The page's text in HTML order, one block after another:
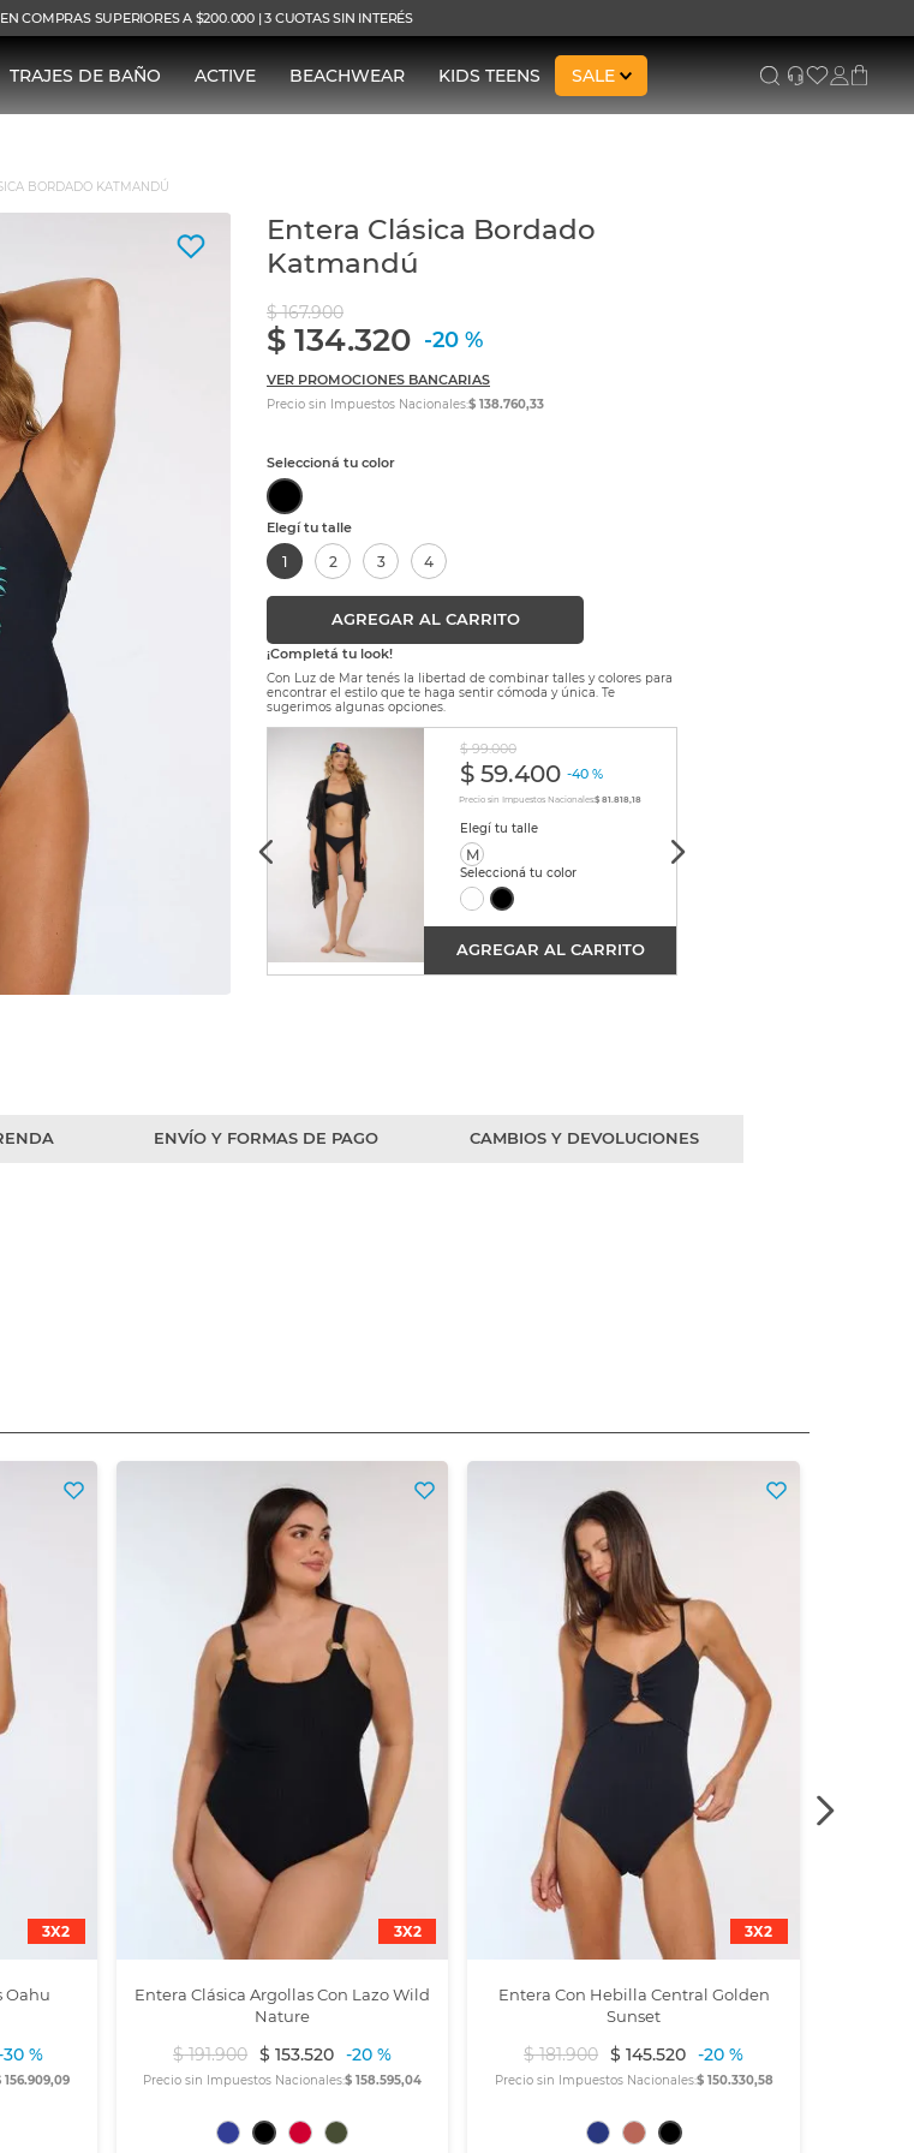
COMPRAS SUPERIORES A $200.000 | 3 CUOTAS SIN INTERÉS
TRAJES DE BAÑO ACTIVE BEACHWEAR KIDS TEENS SALE
BORDADO KATMANDÚ
Entera Clásica Bordado
Katmandú
$ 167.900
$ 134.320 -20 %
VER PROMOCIONES BANCARIAS
Precio sin Impuestos Nacionales:$ 138.760,33
1 2 3 4
AGREGAR AL CARRITO
¡Completá tu look!
Con Luz de Mar tenés la libertad de combinar talles y colores para
encontrar el estilo que te haga sentir cómoda y única. Te
sugerimos algunas opciones.
58
Precio sin Impuestos Nacionales:
M
AGREGAR AL CARRITO
$ 99.000
$ 59.400 -40 %
Precio sin Impuestos Nacionales:$ 81.818,18
M
AGREGAR AL CARRITO
ENVÍO Y FORMAS DE PAGO CAMBIOS Y DEVOLUCIONES
3X2
Oahu
30 %
156.909,09
3X2
Entera Clásica Argollas Con Lazo Wild
Nature
$ 191.900 $ 153.520 -20 %
Precio sin Impuestos Nacionales:$ 158.595,04
3X2
Entera Con Hebilla Central Golden
Sunset
$ 181.900 $ 145.520 -20 %
Precio sin Impuestos Nacionales:$ 150.330,58